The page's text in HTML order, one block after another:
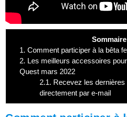
Sommaire
1. Comment participer à la bêta
2. Les meilleurs accessoires
Quest mars 2022
2.1. Recevez les
directement par e-mail